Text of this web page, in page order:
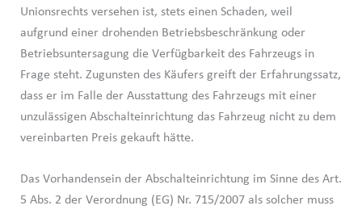
Unionsrechts versehen ist, stets einen Schaden, weil
aufgrund einer drohenden Betriebsbeschränkung oder
Betriebsuntersagung die Verfügbarkeit des Fahrzeugs in
Frage steht. Zugunsten des Käufers greift der Erfahrungssatz,
dass er im Falle der Ausstattung des Fahrzeugs mit einer
unzulässigen Abschalteinrichtung das Fahrzeug nicht zu dem
vereinbarten Preis gekauft hätte.
Das Vorhandensein der Abschalteinrichtung im Sinne des Art.
5 Abs. 2 der Verordnung (EG) Nr. 715/2007 als solcher muss